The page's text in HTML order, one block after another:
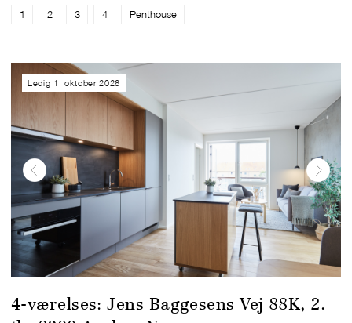
1 2 3 4 Penthouse
Ledig 1. oktober 2026
4-værelses: Jens Baggesens Vej 88K, 2.